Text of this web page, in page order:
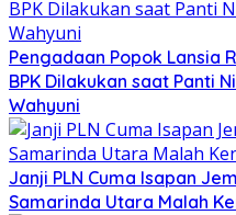
Pengadaan Popok Lansia
BPK Dilakukan saat Panti
Wahyuni
Janji PLN Cuma Isapan
Samarinda Utara Malah